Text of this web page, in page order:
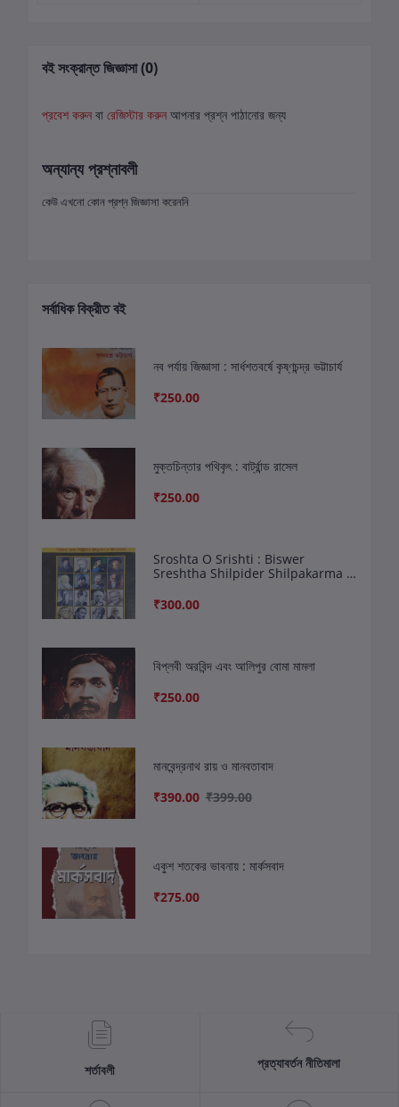
বই সংক্রান্ত জিজ্ঞাসা (0)
প্রবেশ করুন বা রেজিস্টার করুন আপনার প্রশ্ন পাঠানোর জন্য
অন্যান্য প্রশ্নাবলী
কেউ এখনো কোন প্রশ্ন জিজ্ঞাসা করেননি
সর্বাধিক বিক্রীত বই
নব পর্যায় জিজ্ঞাসা : সার্ধশতবর্ষে কৃষ্ণচন্দ্র ভট্টাচার্য
₹250.00
মুক্তচিন্তার পথিকৃৎ : বার্ট্রান্ড রাসেল
₹250.00
Sroshta O Srishti : Biswer
Sreshtha Shilpider Shilpakarma O
₹300.00
বিপ্লবী অরবিন্দ এবং আলিপুর বোমা মামলা
₹250.00
মানবেন্দ্রনাথ রায় ও মানবতাবাদ
₹390.00 ₹399.00
একুশ শতকের ভাবনায় : মার্কসবাদ
₹275.00
শর্তাবলী প্রত্যাবর্তন নীতিমালা